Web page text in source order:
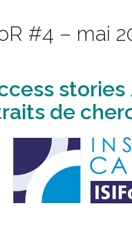
#4 – mai
de